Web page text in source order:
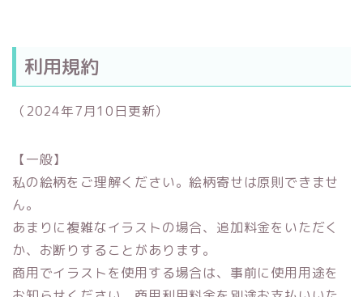
利用規約
（2024年7月10日更新）
【一般】
私の絵柄をご理解ください。絵柄寄せは原則できませ
ん。
あまりに複雑なイラストの場合、追加料金をいただく
か、お断りすることがあります。
商用でイラストを使用する場合は、事前に使用用途を